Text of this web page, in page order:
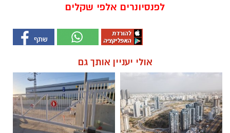
לפנסיונרים אלפי שקלים
אולי יעניין אותך גם